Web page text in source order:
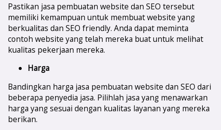
Pastikan jasa pembuatan website dan SEO tersebut
memiliki kemampuan untuk membuat website yang
berkualitas dan SEO friendly. Anda dapat meminta
contoh website yang telah mereka buat untuk melihat
kualitas pekerjaan mereka.
Harga
Bandingkan harga jasa pembuatan website dan SEO dari
beberapa penyedia jasa. Pilihlah jasa yang menawarkan
harga yang sesuai dengan kualitas layanan yang mereka
berikan.